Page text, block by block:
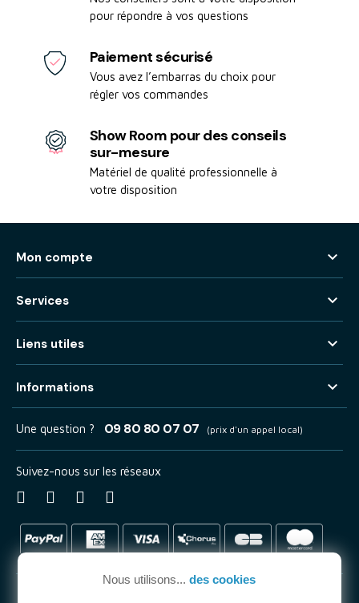
pour répondre à vos questions
Paiement sécurisé
Vous avez l’embarras du choix pour
régler vos commandes
Show Room pour des conseils
sur-mesure
Matériel de qualité professionnelle à
votre disposition
Mon compte 
Services 
Liens utiles 
Informations 
Nous utilisons... des cookies
Une question ? 09 80 80 07 07 (prix d'un appel local)
Suivez-nous sur les réseaux